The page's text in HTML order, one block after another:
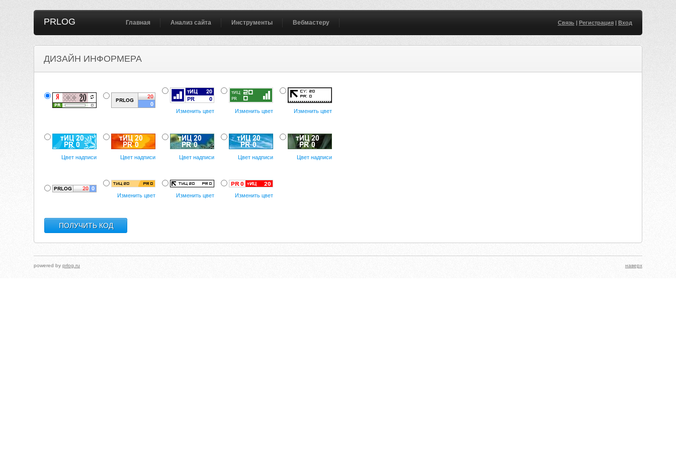
PRLOG Главная Анализ сайта Инструменты Вебмастеру Связь| Регистрация| Вход
ДИЗАЙН ИНФОРМЕРА
Изменить цвет Изменить цвет Изменить цвет
Цвет надписи Цвет надписи Цвет надписи Цвет надписи Цвет надписи
Изменить цвет Изменить цвет Изменить цвет
powered byprlog.ru наверх